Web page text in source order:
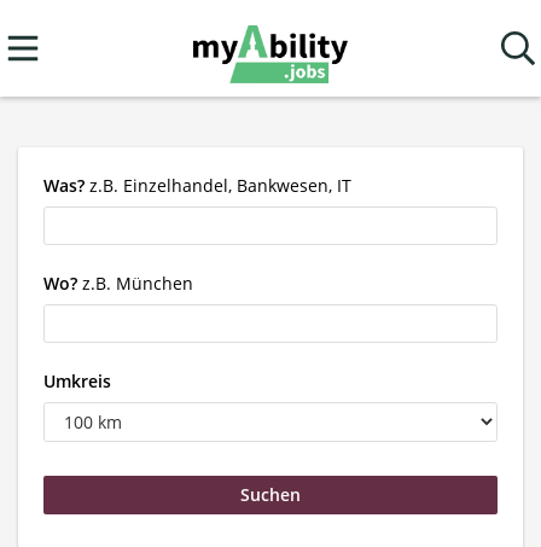
Was? z.B. Einzelhandel, Bankwesen, IT
Wo? z.B. München
Umkreis